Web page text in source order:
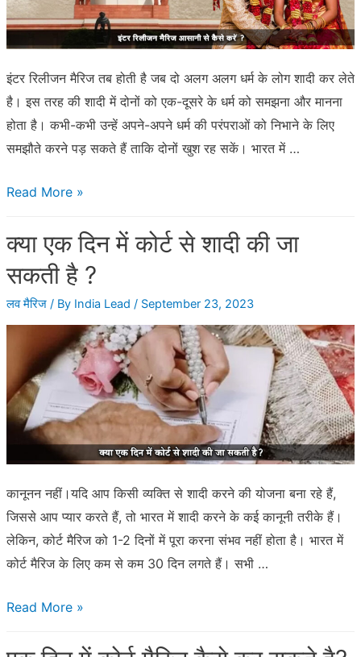
इंटर रिलीजन मैरिज तब होती है जब दो अलग अलग धर्म के लोग शादी कर लेते
है। इस तरह की शादी में दोनों को एक-दूसरे के धर्म को समझना और मानना
होता है। कभी-कभी उन्हें अपने-अपने धर्म की परंपराओं को निभाने के लिए
समझौते करने पड़ सकते हैं ताकि दोनों खुश रह सकें। भारत में …
इंटर
मैरिज
से
कैसे
करें?
Read More »
क्या एक दिन में कोर्ट से शादी की जा
सकती है ?
लव मैरिज/ By India Lead / September 23, 2023
कानूनन नहीं।यदि आप किसी व्यक्ति से शादी करने की योजना बना रहे हैं,
जिससे आप प्यार करते हैं, तो भारत में शादी करने के कई कानूनी तरीके हैं।
लेकिन, कोर्ट मैरिज को 1-2 दिनों में पूरा करना संभव नहीं होता है। भारत में
कोर्ट मैरिज के लिए कम से कम 30 दिन लगते हैं। सभी …
क्या
दिन
Read More »